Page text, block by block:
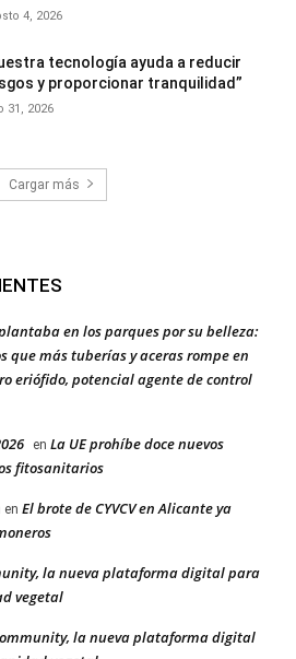
4, 2026
tecnología ayuda a reducir
y proporcionar tranquilidad”
31, 2026
Cargar más
en los parques por su belleza:
que más tuberías y aceras rompe en
eriófido, potencial agente de control
en La UE prohíbe doce nuevos
fitosanitarios
en El brote de CYVCV en Alicante ya
la nueva plataforma digital para
vegetal
la nueva plataforma digital